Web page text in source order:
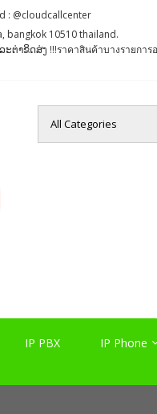
: @cloudcallcenter
bangkok 10510 thailand.
ຕ່າຂິດສ່ງ !!!ราคาสินค้าบางรายกา
IP PBX IP Phone